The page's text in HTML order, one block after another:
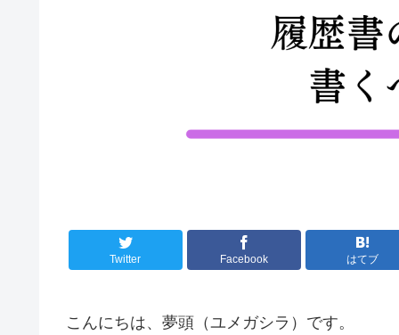
Twitter Facebook はてブ
こんにちは、夢頭（ユメガシラ）です。